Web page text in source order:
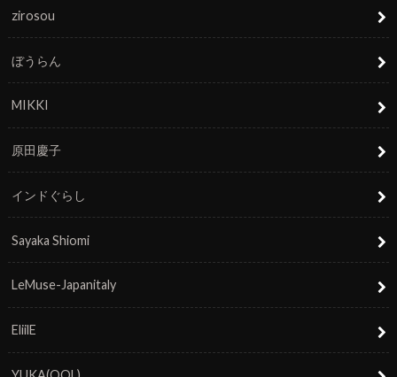
zirosou
ぼうらん
MIKKI
原田慶子
インドぐらし
Sayaka Shiomi
LeMuse-Japanitaly
EliilE